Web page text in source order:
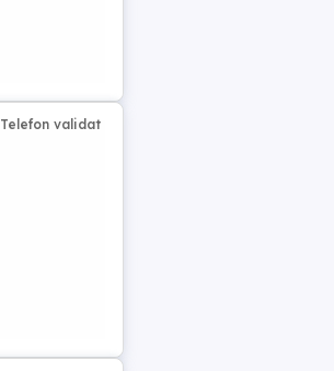
Telefon validat